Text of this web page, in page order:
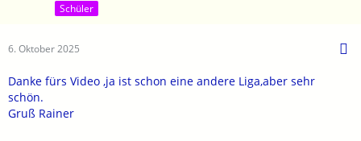
Schüler
6. Oktober 2025
Danke fürs Video ,ja ist schon eine andere Liga,aber sehr
schön.
Gruß Rainer